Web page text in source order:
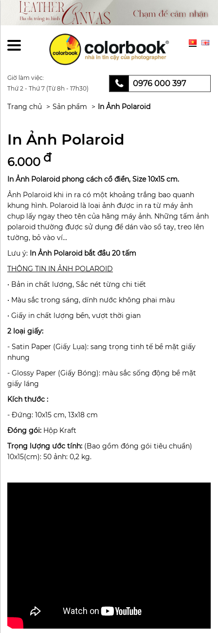
Giờ làm việc:
Thứ 2 - Thứ 7 (Từ 8h - 17h30)
0976 000 397
Trang chủ Sản phẩm In Ảnh Polaroid
In Ảnh Polaroid
6.000 đ
In Ảnh Polaroid phong cách cổ điển, Size 10x15 cm.
Ảnh Polaroid khi in ra có một khoảng trắng bao quanh
khung hình. Polaroid là loại ảnh được in ra từ máy ảnh
chụp lấy ngay theo tên của hãng máy ảnh. Những tấm ảnh
polaroid thường được sử dụng để dán vào sổ tay, treo lên
tường, bỏ vào ví...
Lưu ý: In Ảnh Polaroid bắt đầu 20 tấm
THÔNG TIN IN ẢNH POLAROID
• Bản in chất lượng, Sắc nét từng chi tiết
• Màu sắc trong sáng, dính nước không phai màu
• Giấy in chất lượng bền, vượt thời gian
2 loại giấy:
- Satin Paper (Giấy Lụa): sang trọng tinh tế bề mặt giấy
nhung
- Glossy Paper (Giấy Bóng): màu sắc sống động bề mặt
giấy láng
Kích thước :
- Đứng: 10x15 cm, 13x18 cm
Đóng gói: Hộp Kraft
Trọng lượng ước tính: (Bao gồm đóng gói tiêu chuẩn)
10x15(cm): 50 ảnh: 0,2 kg.